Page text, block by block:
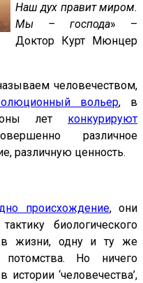
Наш дух правит миром.
Мы – господа» –
Доктор Курт Мюнцер
человечеством,
вольер, в
лет конкурируют
различное
различную ценность.
происхождение, они
биологического
в жизни, одну и ту же
потомства. Но ничего
‘человечества’,